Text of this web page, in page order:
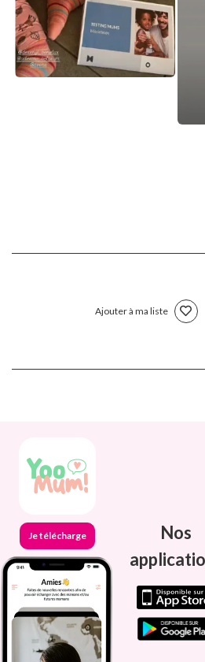
Ajouter à ma liste
Je télécharge
Nos